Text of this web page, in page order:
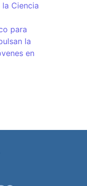
Ciencia
para
la
en